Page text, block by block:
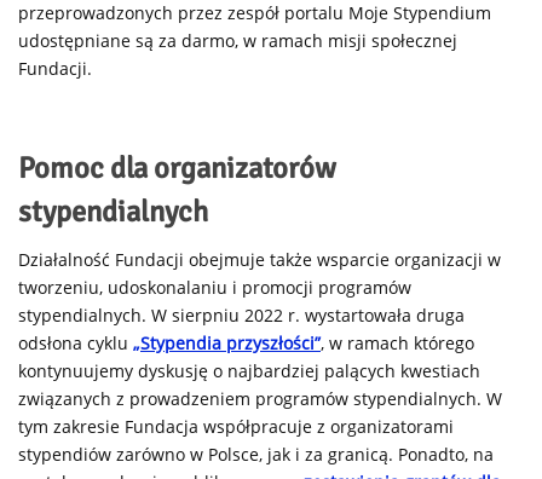
przeprowadzonych przez zespół portalu Moje Stypendium
udostępniane są za darmo, w ramach misji społecznej
Fundacji.
Pomoc dla organizatorów
stypendialnych
Działalność Fundacji obejmuje także wsparcie organizacji w
tworzeniu, udoskonalaniu i promocji programów
stypendialnych. W sierpniu 2022 r. wystartowała druga
odsłona cyklu „Stypendia przyszłości”, w ramach którego
kontynuujemy dyskusję o najbardziej palących kwestiach
związanych z prowadzeniem programów stypendialnych. W
tym zakresie Fundacja współpracuje z organizatorami
stypendiów zarówno w Polsce, jak i za granicą. Ponadto, na